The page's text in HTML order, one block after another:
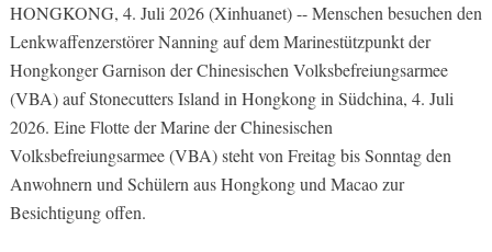
HONGKONG, 4. Juli 2026 (Xinhuanet) -- Menschen besuchen den
Lenkwaffenzerstörer Nanning auf dem Marinestützpunkt der
Hongkonger Garnison der Chinesischen Volksbefreiungsarmee
(VBA) auf Stonecutters Island in Hongkong in Südchina, 4. Juli
2026. Eine Flotte der Marine der Chinesischen
Volksbefreiungsarmee (VBA) steht von Freitag bis Sonntag den
Anwohnern und Schülern aus Hongkong und Macao zur
Besichtigung offen.